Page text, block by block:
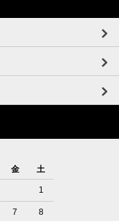
金 土
1
7 8